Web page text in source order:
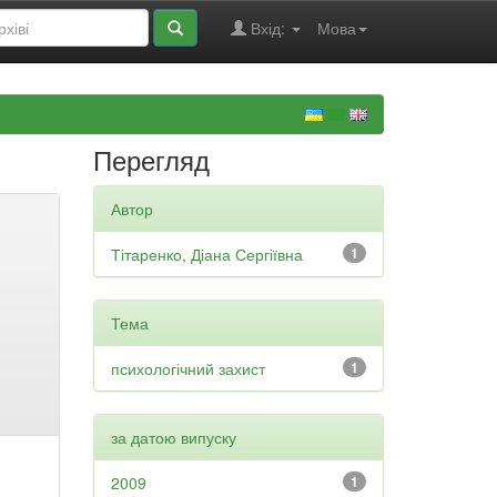
Мова
Вхід:
Перегляд
Автор
1
Тітаренко, Діана Сергіївна
Тема
1
психологічний захист
за датою випуску
1
2009